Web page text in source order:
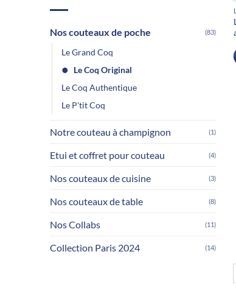
Nos couteaux de poche (83)
Le Grand Coq
Le Coq Original
Le Coq Authentique
Le P'tit Coq
Notre couteau à champignon (1)
Etui et coffret pour couteau (4)
Nos couteaux de cuisine (3)
Nos couteaux de table (8)
Nos Collabs (11)
Collection Paris 2024 (14)